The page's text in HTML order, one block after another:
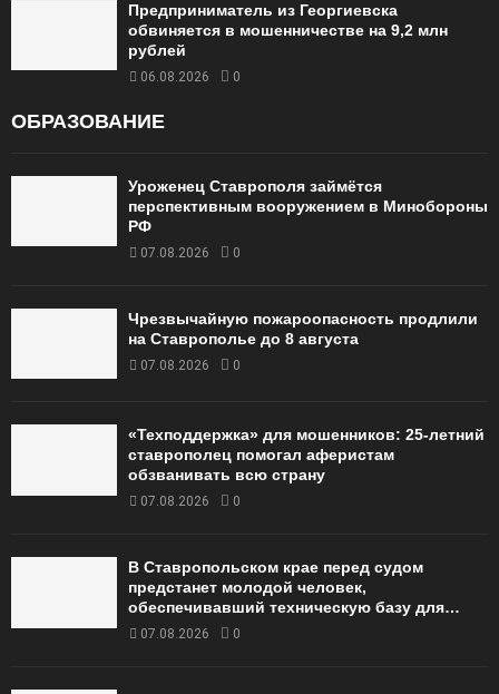
Предприниматель из Георгиевска
обвиняется в мошенничестве на 9,2 млн
рублей
06.08.2026 0
ОБРАЗОВАНИЕ
Уроженец Ставрополя займётся
перспективным вооружением в Минобороны
РФ
07.08.2026 0
Чрезвычайную пожароопасность продлили
на Ставрополье до 8 августа
07.08.2026 0
«Техподдержка» для мошенников: 25-летний
ставрополец помогал аферистам
обзванивать всю страну
07.08.2026 0
В Ставропольском крае перед судом
предстанет молодой человек,
обеспечивавший техническую базу для…
07.08.2026 0